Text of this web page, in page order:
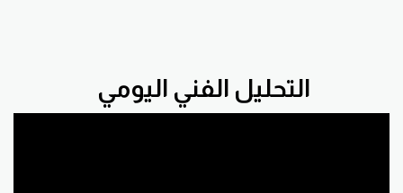
التحليل الفني اليومي